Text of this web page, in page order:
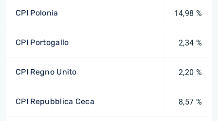
CPI Polonia 14,98 %
CPI Portogallo 2,34 %
CPI Regno Unito 2,20 %
CPI Repubblica Ceca 8,57 %